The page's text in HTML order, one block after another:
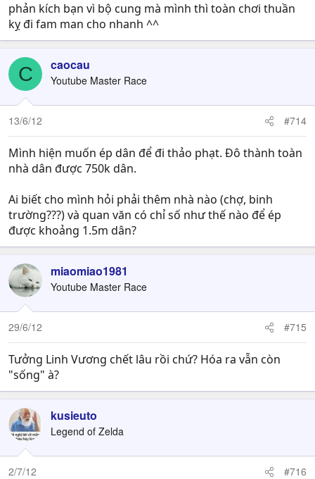
phản kích bạn vì bộ cung mà mình thì toàn chơi thuần
kỵ đi fam man cho nhanh ^^
C caocau
Youtube Master Race
13/6/12 #714
Mình hiện muốn ép dân để đi thảo phạt. Đô thành toàn
nhà dân được 750k dân.
Ai biết cho mình hỏi phải thêm nhà nào (chợ, binh
trường???) và quan văn có chỉ số như thế nào để ép
được khoảng 1.5m dân?
miaomiao1981
Youtube Master Race
29/6/12 #715
Tưởng Linh Vương chết lâu rồi chứ? Hóa ra vẫn còn
"sống" à?
kusieuto
Legend of Zelda
2/7/12 #716